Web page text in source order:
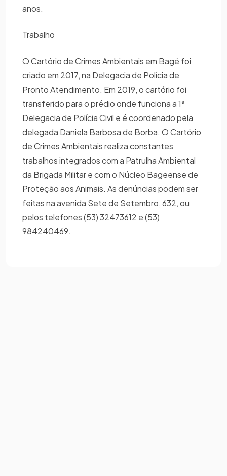
anos.
Trabalho
O Cartório de Crimes Ambientais em Bagé foi
criado em 2017, na Delegacia de Polícia de
Pronto Atendimento. Em 2019, o cartório foi
transferido para o prédio onde funciona a 1ª
Delegacia de Polícia Civil e é coordenado pela
delegada Daniela Barbosa de Borba. O Cartório
de Crimes Ambientais realiza constantes
trabalhos integrados com a Patrulha Ambiental
da Brigada Militar e com o Núcleo Bageense de
Proteção aos Animais. As denúncias podem ser
feitas na avenida Sete de Setembro, 632, ou
pelos telefones (53) 32473612 e (53)
984240469.